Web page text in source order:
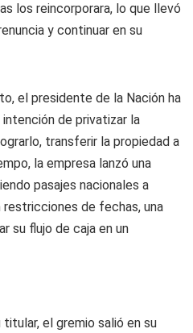
los reincorporara, lo que llevó
y continuar en su
el presidente de la Nación ha
de privatizar la
transferir la propiedad a
la empresa lanzó una
pasajes nacionales a
de fechas, una
su flujo de caja en un
el gremio salió en su